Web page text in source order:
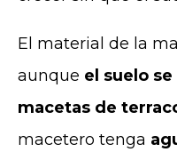
El material de la
aunque el suelo
macetas de
macetero tenga